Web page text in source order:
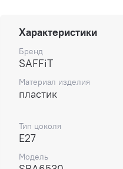
что особенно полезно
точное
матовый белый
рассеивание света.
яркое освещение. Это
освещения различных
Характеристики
Бренд
SAFFiT
Материал изделия
пластик
Тип цоколя
E27
Модель